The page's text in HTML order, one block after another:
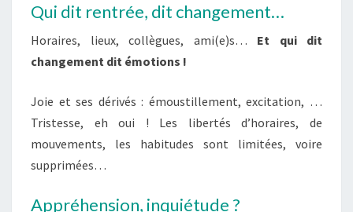
Qui dit rentrée, dit changement…
Horaires, lieux, collègues, ami(e)s… Et qui dit
changement dit émotions !
Joie et ses dérivés : émoustillement, excitation, …
Tristesse, eh oui ! Les libertés d’horaires, de
mouvements, les habitudes sont limitées, voire
supprimées…
Appréhension, inquiétude ?